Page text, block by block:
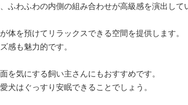
ふわふわの内側の組み合わせが高級感を演出して
体を預けてリラックスできる空間を提供します。
感も魅力的です。
を気にする飼い主さんにもおすすめです。
犬はぐっすり安眠できることでしょう。